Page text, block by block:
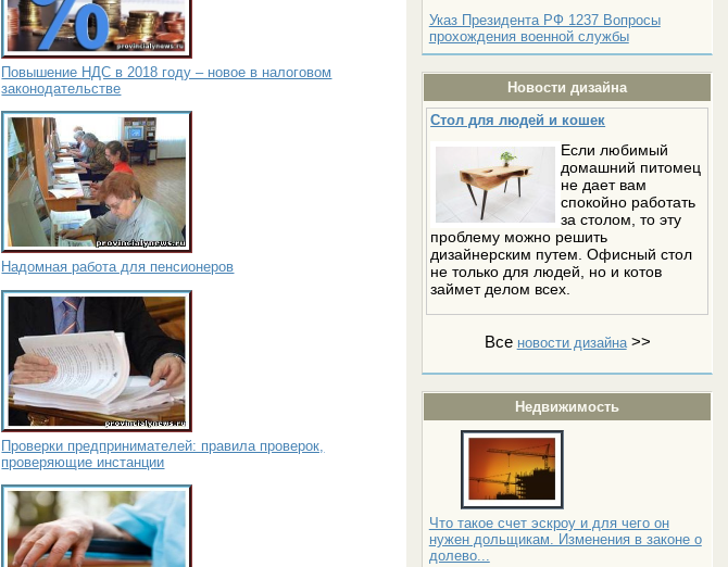
Указ Президента РФ 1237 Вопросы
прохождения военной службы
Новости дизайна
Стол для людей и кошек
Если любимый
домашний питомец
не дает вам
спокойно работать
за столом, то эту
проблему можно решить
дизайнерским путем. Офисный стол
не только для людей, но и котов
займет делом всех.
Все новости дизайна>>
Недвижимость
Что такое счет эскроу и для чего он
нужен дольщикам. Изменения в законе о
долево...
Повышение НДС в 2018 году – новое в налоговом
законодательстве
Надомная работа для пенсионеров
Проверки предпринимателей: правила проверок,
проверяющие инстанции